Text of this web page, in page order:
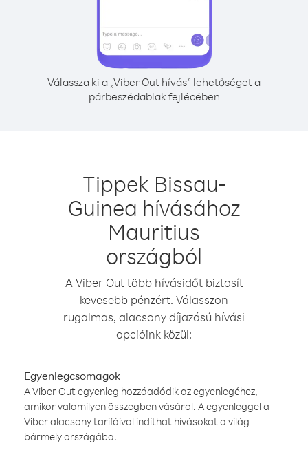
Válassza ki a „Viber Out hívás” lehetőséget a
párbeszédablak fejlécében
Tippek Bissau-
Guinea hívásához
Mauritius
országból
A Viber Out több hívásidőt biztosít
kevesebb pénzért. Válasszon
rugalmas, alacsony díjazású hívási
opcióink közül:
Egyenlegcsomagok
A Viber Out egyenleg hozzáadódik az egyenlegéhez,
amikor valamilyen összegben vásárol. A egyenleggel a
Viber alacsony tarifáival indíthat hívásokat a világ
bármely országába.